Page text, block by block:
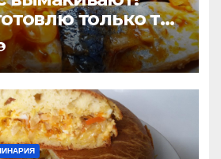
только так
готовую